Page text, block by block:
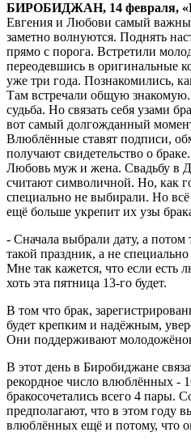
БИРОБИДЖАН, 14 февраля,
Евгения и Любови самый
заметно волнуются. Поднять
прямо с порога. Встретили
переодевшись в оригинальные
уже три года. Познакомились,
Там встречали общую
судьба. Но связать себя узами
вот самый долгожданный
Влюблённые ставят подписи,
получают свидетельство о
Любовь муж и жена. Свадьбу в
считают символичной. Но, как
специально не выбирали. Но всё
ещё больше укрепит их узы
- Сначала выбрали дату, а потом
такой праздник, а не
Мне так кажется, что если есть
хоть эта пятница 13-го будет.
В том что брак,
будет крепким и надёжным,
Они поддерживают
В этот день в Биробиджане
рекордное число влюблённых -
бракосочетались всего 4 пары.
предполагают, что в этом году
влюблённых ещё и потому, что